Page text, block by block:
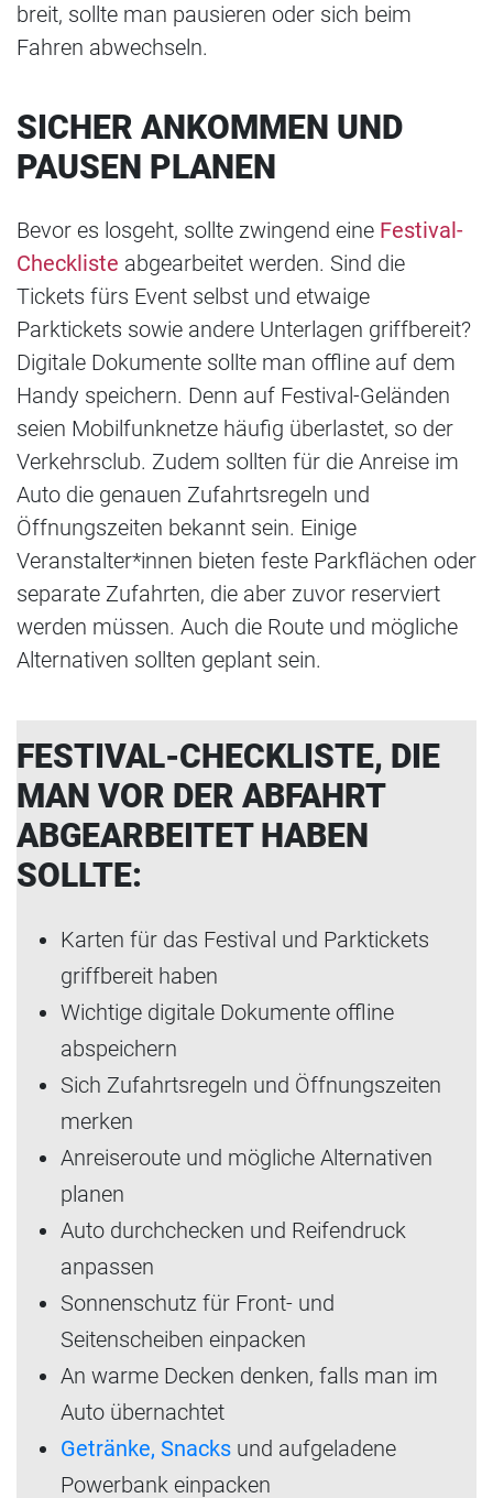
breit, sollte man pausieren oder sich beim
Fahren abwechseln.
SICHER ANKOMMEN UND
PAUSEN PLANEN
Bevor es losgeht, sollte zwingend eine Festival-
Checkliste abgearbeitet werden. Sind die
Tickets fürs Event selbst und etwaige
Parktickets sowie andere Unterlagen griffbereit?
Digitale Dokumente sollte man offline auf dem
Handy speichern. Denn auf Festival-Geländen
seien Mobilfunknetze häufig überlastet, so der
Verkehrsclub. Zudem sollten für die Anreise im
Auto die genauen Zufahrtsregeln und
Öffnungszeiten bekannt sein. Einige
Veranstalter*innen bieten feste Parkflächen oder
separate Zufahrten, die aber zuvor reserviert
werden müssen. Auch die Route und mögliche
Alternativen sollten geplant sein.
FESTIVAL-CHECKLISTE, DIE
MAN VOR DER ABFAHRT
ABGEARBEITET HABEN
SOLLTE:
Karten für das Festival und Parktickets
griffbereit haben
Wichtige digitale Dokumente offline
abspeichern
Sich Zufahrtsregeln und Öffnungszeiten
merken
Anreiseroute und mögliche Alternativen
planen
Auto durchchecken und Reifendruck
anpassen
Sonnenschutz für Front- und
Seitenscheiben einpacken
An warme Decken denken, falls man im
Auto übernachtet
Getränke, Snacks und aufgeladene
Powerbank einpacken